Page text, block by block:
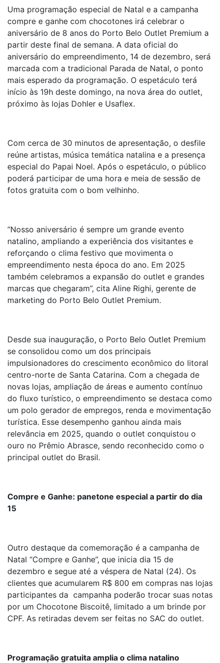
Uma programação especial de Natal e a campanha
compre e ganhe com chocotones irá celebrar o
aniversário de 8 anos do Porto Belo Outlet Premium a
partir deste final de semana. A data oficial do
aniversário do empreendimento, 14 de dezembro, será
marcada com a tradicional Parada de Natal, o ponto
mais esperado da programação. O espetáculo terá
início às 19h deste domingo, na nova área do outlet,
próximo às lojas Dohler e Usaflex.
Com cerca de 30 minutos de apresentação, o desfile
reúne artistas, música temática natalina e a presença
especial do Papai Noel. Após o espetáculo, o público
poderá participar de uma hora e meia de sessão de
fotos gratuita com o bom velhinho.
“Nosso aniversário é sempre um grande evento
natalino, ampliando a experiência dos visitantes e
reforçando o clima festivo que movimenta o
empreendimento nesta época do ano. Em 2025
também celebramos a expansão do outlet e grandes
marcas que chegaram”, cita Aline Righi, gerente de
marketing do Porto Belo Outlet Premium.
Desde sua inauguração, o Porto Belo Outlet Premium
se consolidou como um dos principais
impulsionadores do crescimento econômico do litoral
centro-norte de Santa Catarina. Com a chegada de
novas lojas, ampliação de áreas e aumento contínuo
do fluxo turístico, o empreendimento se destaca como
um polo gerador de empregos, renda e movimentação
turística. Esse desempenho ganhou ainda mais
relevância em 2025, quando o outlet conquistou o
ouro no Prêmio Abrasce, sendo reconhecido como o
principal outlet do Brasil.
Compre e Ganhe: panetone especial a partir do dia
15
Outro destaque da comemoração é a campanha de
Natal “Compre e Ganhe”, que inicia dia 15 de
dezembro e segue até a véspera de Natal (24). Os
clientes que acumularem R$ 800 em compras nas lojas
participantes da campanha poderão trocar suas notas
por um Chocotone Biscoitê, limitado a um brinde por
CPF. As retiradas devem ser feitas no SAC do outlet.
Programação gratuita amplia o clima natalino